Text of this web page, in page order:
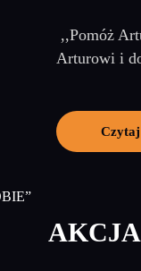
,,Pomóż
Arturowi i